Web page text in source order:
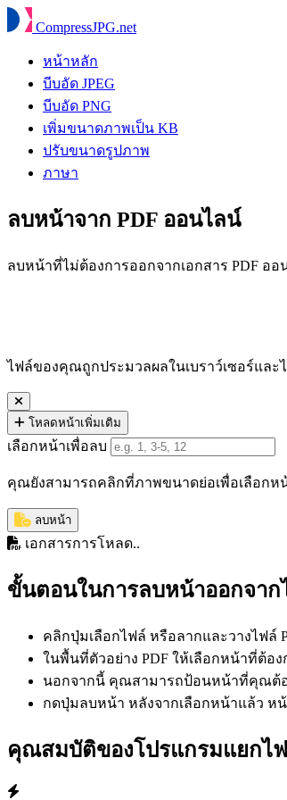
CompressJPG.net
หน้าหลัก
บีบอัด JPEG
บีบอัด PNG
เพิ่มขนาดภาพเป็น KB
ปรับขนาดรูปภาพ
ภาษา
ลบหน้าจาก PDF ออนไลน์
ลบหน้าที่ไม่ต้องการออกจากเอกสาร PDF อ
ไฟล์ของคุณถูกประมวลผลในเบราว์เซอร์และ
โหลดหน้าเพิ่มเติม
เลือกหน้าเพื่อลบ
คุณยังสามารถคลิกที่ภาพขนาดย่อเพื่อเลือกห
ลบหน้า
เอกสารการโหลด..
ขั้นตอนในการลบหน้าออกจาก
คลิกปุ่มเลือกไฟล์ หรือลากและวางไฟล์
ในพื้นที่ตัวอย่าง PDF ให้เลือกหน้าที่ต้อง
นอกจากนี้ คุณสามารถป้อนหน้าที่คุณต้อ
กดปุ่มลบหน้า หลังจากเลือกหน้าแล้ว
คุณสมบัติของโปรแกรมแยกไฟ